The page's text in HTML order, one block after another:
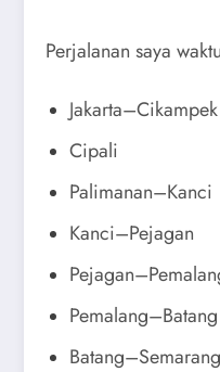
Perjalanan saya
Jakarta–Cikampek
Cipali
Palimanan–Kanci
Kanci–Pejagan
Pemalang–Batang
Batang–Semarang